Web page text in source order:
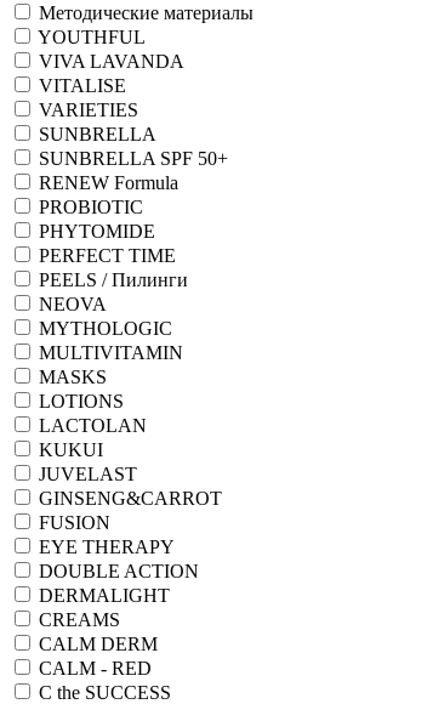
Методические материалы
YOUTHFUL
VIVA LAVANDA
VITALISE
VARIETIES
SUNBRELLA
SUNBRELLA SPF 50+
RENEW Formula
PROBIOTIC
PHYTOMIDE
PERFECT TIME
PEELS / Пилинги
NEOVA
MYTHOLOGIC
MULTIVITAMIN
MASKS
LOTIONS
LACTOLAN
KUKUI
JUVELAST
GINSENG&CARROT
FUSION
EYE THERAPY
DOUBLE ACTION
DERMALIGHT
CREAMS
CALM DERM
CALM - RED
C the SUCCESS